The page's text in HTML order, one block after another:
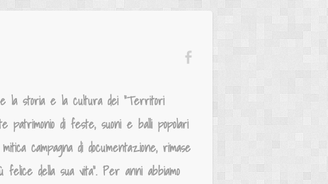
la storia e la cultura dei “Territori
patrimonio di feste, suoni e balli popolari
campagna di documentazione, rimase
della sua vita”. Per anni abbiamo